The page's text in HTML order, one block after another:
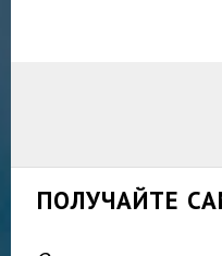
ПОЛУЧАЙТЕ